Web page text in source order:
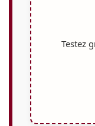
Testez